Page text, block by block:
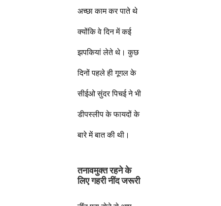
अच्छा काम कर पाते थे
क्योंकि वे दिन में कई
झपकियां लेते थे। कुछ
दिनों पहले ही गूगल के
सीईओ सुंदर पिचई ने भी
डीपस्लीप के फायदों के
बारे में बात की थी।
तनावमुक्त रहने के
लिए गहरी नींद जरूरी